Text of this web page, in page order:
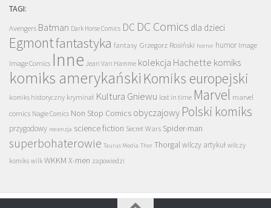
TAGI:
Avengers Batman Dark Horse Comics DC DC Comics dla dzieci
Egmontfantastyka fantasy Grzegorz Rosiński horror humor Image
Image Comics Inne Jean Van Hamme kolekcja Hachette komiks
komiks amerykański Komiks europejski
komiks historyczny kryminał Kultura Gniewu lost in time Marvel marvel
comics Nagle Comics Non Stop Comics obyczajowy Polski komiks
przygodowy recenzja science fiction Secret Wars Spider-man
superbohaterowie Taurus Media Thor Thorgalwilczy artykuł wilczy
komiks wilk WKKM X-men zapowiedzi